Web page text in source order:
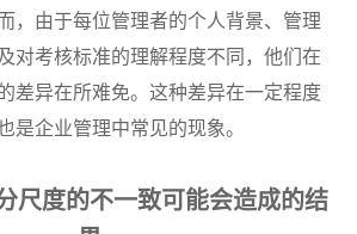
，由于每位管理者的个人背景、管理
对考核标准的理解程度不同，他们在
差异在所难免。这种差异在一定程度
是企业管理中常见的现象。
尺度的不一致可能会造成的结